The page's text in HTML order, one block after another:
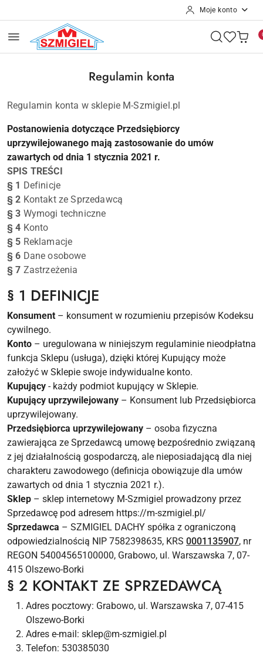
Moje konto
Regulamin konta
Regulamin konta w sklepie M-Szmigiel.pl
Postanowienia dotyczące Przedsiębiorcy
uprzywilejowanego mają zastosowanie do umów
zawartych od dnia 1 stycznia 2021 r.
SPIS TREŚCI
§ 1 Definicje
§ 2 Kontakt ze Sprzedawcą
§ 3 Wymogi techniczne
§ 4 Konto
§ 5 Reklamacje
§ 6 Dane osobowe
§ 7 Zastrzeżenia
§ 1 DEFINICJE
Konsument – konsument w rozumieniu przepisów Kodeksu
cywilnego.
Konto – uregulowana w niniejszym regulaminie nieodpłatna
funkcja Sklepu (usługa), dzięki której Kupujący może
założyć w Sklepie swoje indywidualne konto.
Kupujący - każdy podmiot kupujący w Sklepie.
Kupujący uprzywilejowany – Konsument lub Przedsiębiorca
uprzywilejowany.
Przedsiębiorca uprzywilejowany – osoba fizyczna
zawierająca ze Sprzedawcą umowę bezpośrednio związaną
z jej działalnością gospodarczą, ale nieposiadającą dla niej
charakteru zawodowego (definicja obowiązuje dla umów
zawartych od dnia 1 stycznia 2021 r.).
Sklep – sklep internetowy M-Szmigiel prowadzony przez
Sprzedawcę pod adresem https://m-szmigiel.pl/
Sprzedawca – SZMIGIEL DACHY spółka z ograniczoną
odpowiedzialnością NIP 7582398635, KRS 0001135907, nr
REGON 54004565100000, Grabowo, ul. Warszawska 7, 07-
415 Olszewo-Borki
§ 2 KONTAKT ZE SPRZEDAWCĄ
Adres pocztowy: Grabowo, ul. Warszawska 7, 07-415
Olszewo-Borki
Adres e-mail: sklep@m-szmigiel.pl
Telefon: 530385030